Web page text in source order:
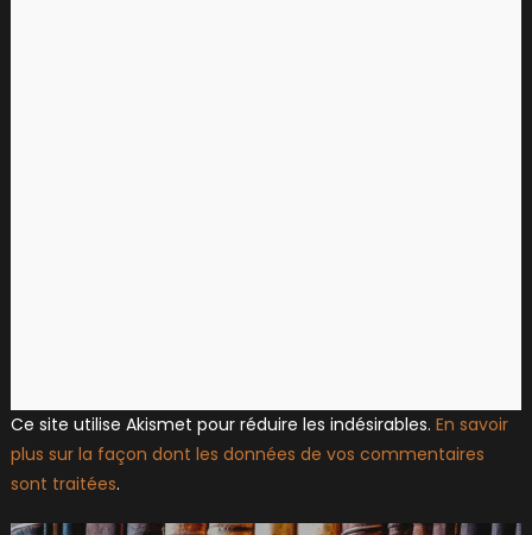
Ce site utilise Akismet pour réduire les indésirables. En savoir
plus sur la façon dont les données de vos commentaires
sont traitées.